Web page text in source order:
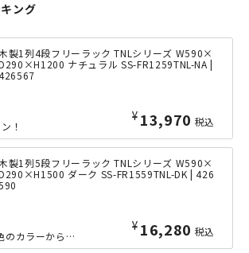
ング
製1列4段フリーラック TNLシリーズ W590×
ナチュラル SS-FR1259TNL-NA |
¥ 13,970 税込
！
製1列5段フリーラック TNLシリーズ W590×
ダーク SS-FR1559TNL-DK | 426
¥ 16,280 税込
豊富なサイズと3色のカラーから選べる、シンプルなデザインのTNLシリーズのフリーラック、横幅590タイプ。高さ1500mmの木棚は、ファイルや本などの他に、お気に入りのインテリア雑貨を飾るのにも最適で...